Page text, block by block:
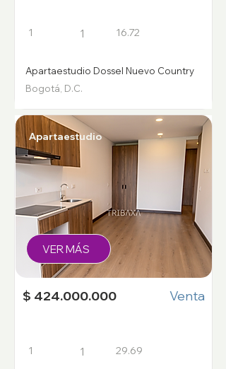
1 1 16.72
Apartaestudio Dossel Nuevo Country
Bogotá, D.C.
Apartaestudio
VER MÁS
$ 424.000.000 Venta
1 1 29.69